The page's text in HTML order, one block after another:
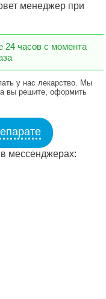
менеджер при
24 часов с момента
у нас лекарство. Мы
вы решите, оформить
мессенджерах: